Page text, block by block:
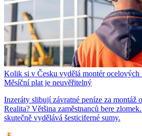
Kolik si v Česku vydělá montér ocelových
Měsíční plat je neuvěřitelný
Inzeráty slibují závratné peníze za montáž
Realita? Většina zaměstnanců bere
skutečně vydělává šesticiferné sumy.